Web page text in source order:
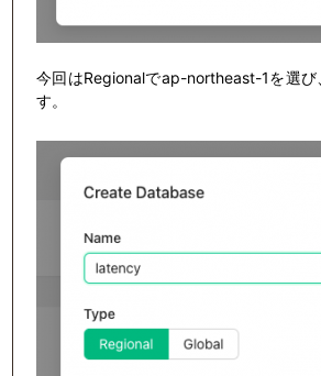
今回はRegionalでap-northeast-1を選び
す。